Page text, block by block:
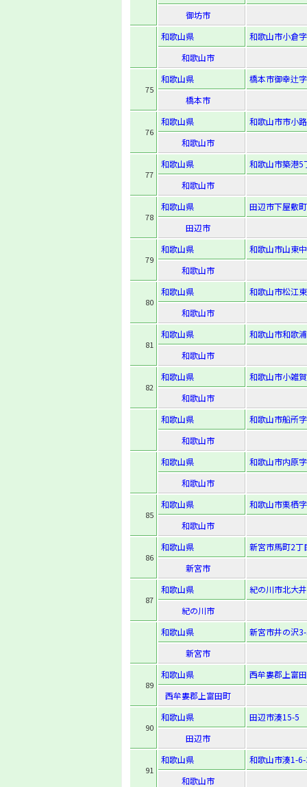
御坊市
和歌山県
和歌山市小倉
和歌山市
75
和歌山県
橋本市御幸辻
橋本市
76
和歌山県
和歌山市市小
和歌山市
77
和歌山県
和歌山市築港5
和歌山市
78
和歌山県
田辺市下屋敷
田辺市
79
和歌山県
和歌山市山東
和歌山市
80
和歌山県
和歌山市松江
和歌山市
81
和歌山県
和歌山市和歌
和歌山市
82
和歌山県
和歌山市小雑
和歌山市
和歌山県
和歌山市船所
和歌山市
和歌山県
和歌山市内原
和歌山市
85
和歌山県
和歌山市栗栖
和歌山市
86
和歌山県
新宮市馬町2丁
新宮市
87
和歌山県
紀の川市北大
紀の川市
和歌山県
新宮市井の沢
新宮市
89
和歌山県
西牟婁郡上富
西牟婁郡上富田町
90
和歌山県
田辺市湊15-5
田辺市
91
和歌山県
和歌山市湊1-
和歌山市